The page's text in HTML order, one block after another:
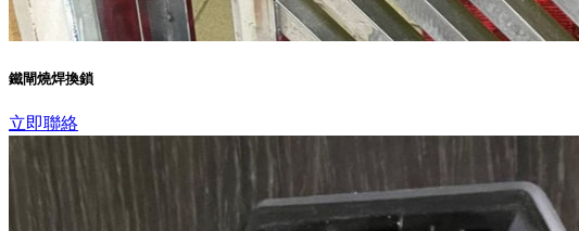
鐵閘燒焊換鎖
立即聯絡